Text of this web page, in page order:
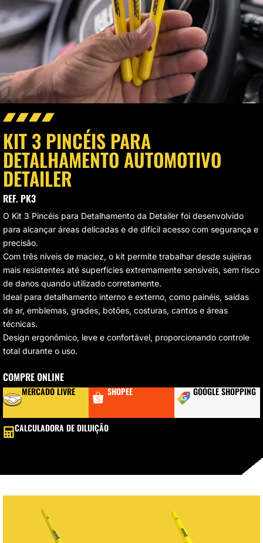
DE LED
AUTOMOTIVO
MODULARES
DE FAROL
KIT 3 PINCÉIS PARA
DETALHAMENTO AUTOMOTIVO
DETAILER
REF. PK3
O Kit 3 Pincéis para Detalhamento da Detailer foi desenvolvido
para alcançar áreas delicadas e de difícil acesso com segurança e
precisão.
Com três níveis de maciez, o kit permite trabalhar desde sujeiras
mais resistentes até superfícies extremamente sensíveis, sem risco
de danos quando utilizado corretamente.
Ideal para detalhamento interno e externo, como painéis, saídas
de ar, emblemas, grades, botões, costuras, cantos e áreas
técnicas.
Design ergonômico, leve e confortável, proporcionando controle
total durante o uso.
COMPRE ONLINE
MERCADO LIVRE SHOPEE GOOGLE SHOPPING
CALCULADORA DE DILUIÇÃO